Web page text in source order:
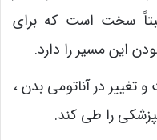
سخت است که برای
این مسیر را دارد.
در آناتومی بدن ،
را طی کند.